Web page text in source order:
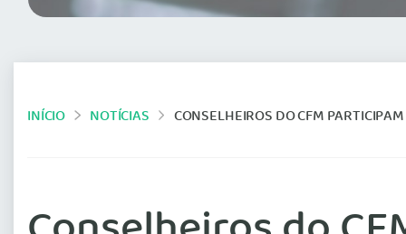
INÍCIO NOTÍCIAS CONSELHEIROS DO CFM PARTICIPAM